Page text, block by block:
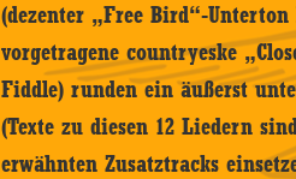
(dezenter „Free Bird“-
vorgetragene countryeske
Fiddle) runden ein äußerst
(Texte zu diesen 12 Liedern
erwähnten Zusatztracks